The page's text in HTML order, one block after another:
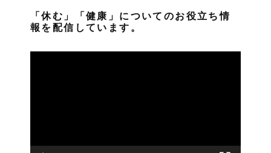
「休む」「健康」についてのお役立ち情
報を配信しています。
ー